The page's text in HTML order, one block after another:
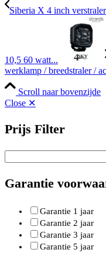
Siberia X 4 inch
10,5 60 watt...
werklamp / breedstraler /
Scroll naar bovenzijde
Close ✕
Prijs Filter
Garantie
Garantie 1 jaar
Garantie 2 jaar
Garantie 3 jaar
Garantie 5 jaar